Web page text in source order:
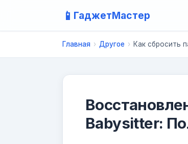
📱 ГаджетМастер
Главная › Другое › Как сбросить
Babysitter: